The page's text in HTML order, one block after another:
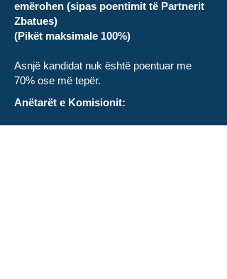
emërohen (sipas poentimit të Partnerit
Zbatues)
(Pikët maksimale 100%)
Asnjë kandidat nuk është poentuar me
70% ose më tepër.
Anëtarët e Komisionit: